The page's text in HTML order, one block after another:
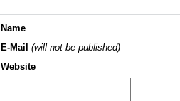
Name
E-Mail(will not be published)
Website